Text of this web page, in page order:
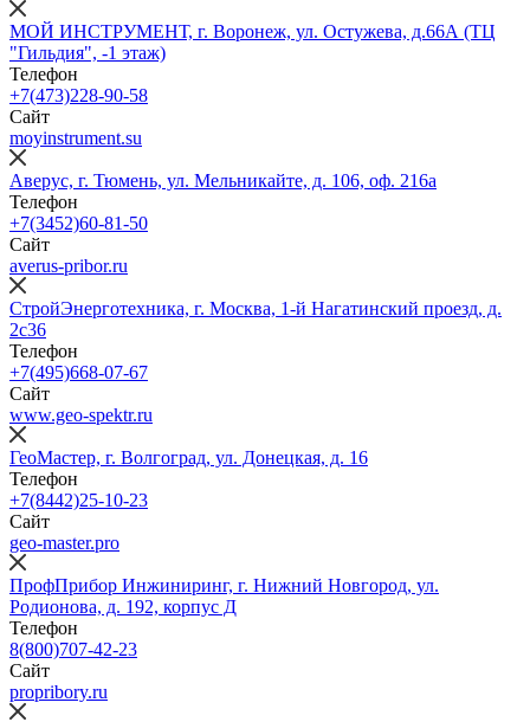
МОЙ ИНСТРУМЕНТ, г. Воронеж, ул. Остужева, д.66А (ТЦ
"Гильдия", -1 этаж)
Телефон
+7(473)228-90-58
Сайт
moyinstrument.su
Аверус, г. Тюмень, ул. Мельникайте, д. 106, оф. 216а
Телефон
+7(3452)60-81-50
Сайт
averus-pribor.ru
СтройЭнерготехника, г. Москва, 1-й Нагатинский проезд, д.
2с36
Телефон
+7(495)668-07-67
Сайт
www.geo-spektr.ru
ГеоМастер, г. Волгоград, ул. Донецкая, д. 16
Телефон
+7(8442)25-10-23
Сайт
geo-master.pro
ПрофПрибор Инжиниринг, г. Нижний Новгород, ул.
Родионова, д. 192, корпус Д
Телефон
8(800)707-42-23
Сайт
propribory.ru